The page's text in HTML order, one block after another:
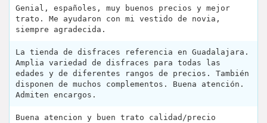
Genial, españoles, muy buenos precios y mejor
trato. Me ayudaron con mi vestido de novia,
siempre agradecida.
La tienda de disfraces referencia en Guadalajara.
Amplia variedad de disfraces para todas las
edades y de diferentes rangos de precios. También
disponen de muchos complementos. Buena atención.
Admiten encargos.
Buena atencion y buen trato calidad/precio